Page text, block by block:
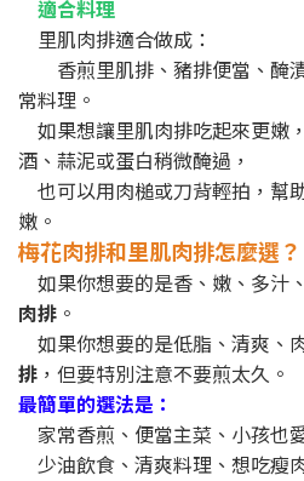
適合料理
里肌肉排適合做成：
香煎里肌排、豬排便當、醃
常料理。
如果想讓里肌肉排吃起來更嫩
酒、蒜泥或蛋白稍微醃過，
也可以用肉槌或刀背輕拍，幫
嫩。
梅花肉排和里肌肉排怎麼選？
如果你想要的是香、嫩、多汁
肉排 。
如果你想要的是低脂、清爽、
排 ，但要特別注意不要煎太久。
最簡單的選法是：
家常香煎、便當主菜、小孩也
少油飲食、清爽料理、想吃瘦